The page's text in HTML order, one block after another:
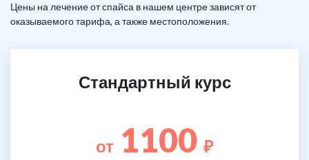
Цены на лечение от спайса в нашем центре зависят от
оказываемого тарифа, а также местоположения.
Стандартный курс
от 1100 ₽